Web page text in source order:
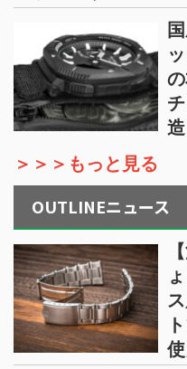
＞＞＞もっと見る
OUTLINEニュース